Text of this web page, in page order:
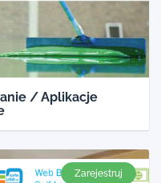
/ Aplikacje
Zarejestruj